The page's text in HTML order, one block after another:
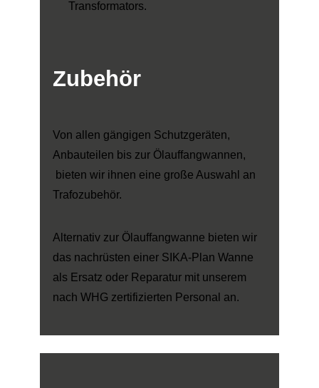
Zubehör
Von allen gängigen Schutzgeräten,
Anbauteilen bis zur Ölauffangwannen,
bieten wir ihnen eine große Auswahl an
Trafozubehör.
Alternativ zur Ölauffangwanne bieten wir
das nachrüsten einer SIKA-Plan Wanne
als Ersatz oder Reparatur mit unserem
nach WHG zertifizierten Personal an.